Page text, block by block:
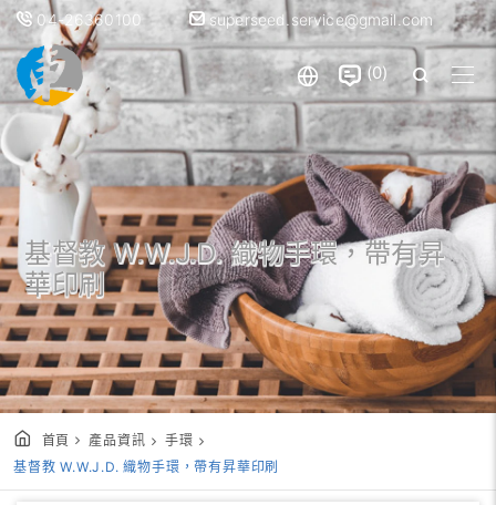
04-26360100 superseed.service@gmail.com
0
基督教 W.W.J.D. 織物手環，帶有昇
華印刷
首頁 產品資訊
手環
基督教 W.W.J.D. 織物手環，帶有昇華印刷